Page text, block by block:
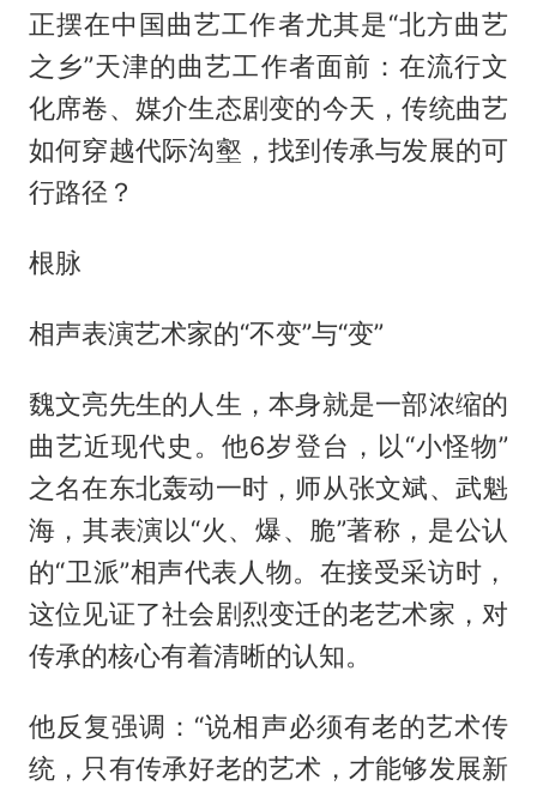
正摆在中国曲艺工作者尤其是“北方曲艺
之乡”天津的曲艺工作者面前：在流行文
化席卷、媒介生态剧变的今天，传统曲艺
如何穿越代际沟壑，找到传承与发展的可
行路径？
根脉
相声表演艺术家的“不变”与“变”‌
魏文亮先生的人生，本身就是一部浓缩的
曲艺近现代史。他6岁登台，以“小怪物”
之名在东北轰动一时，师从张文斌、武魁
海，其表演以“火、爆、脆”著称，是公认
的“卫派”相声代表人物。在接受采访时，
这位见证了社会剧烈变迁的老艺术家，对
传承的核心有着清晰的认知。
他反复强调：“说相声必须有老的艺术传
统，只有传承好老的艺术，才能够发展新